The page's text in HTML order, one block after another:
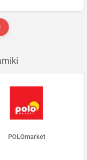
POLOmarket